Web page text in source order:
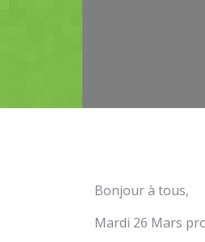
Bonjour à tous,
Mardi 26 Mars